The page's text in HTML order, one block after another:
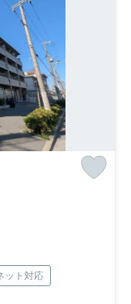
ット対応